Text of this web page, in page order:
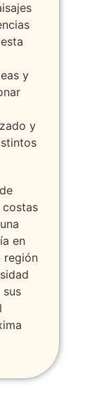
y
y
en
región
sus